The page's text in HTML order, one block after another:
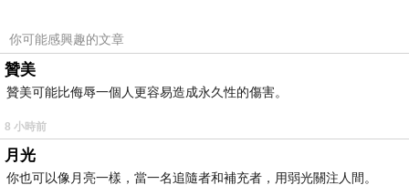
嗯...我身體一直以來不適是要說這原因？
...
下星期就快到了！
你可能感興趣的文章
贊美
贊美可能比侮辱一個人更容易造成永久性的傷害。
8 小時前
月光
你也可以像月亮一樣，當一名追隨者和補充者，用弱光關注人間。